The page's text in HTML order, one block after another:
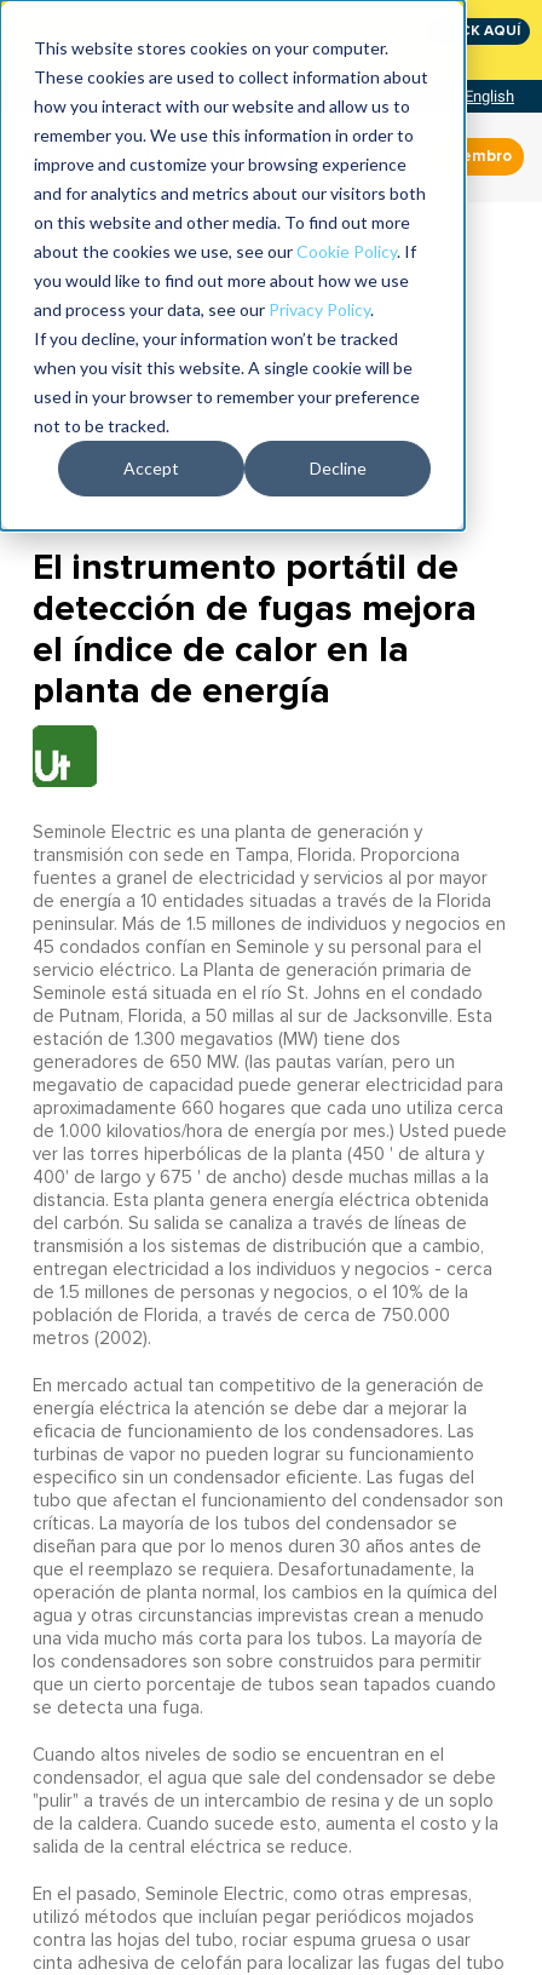
This website stores cookies on your computer.
These cookies are used to collect information about
how you interact with our website and allow us to
remember you. We use this information in order to
improve and customize your browsing experience
and for analytics and metrics about our visitors both
on this website and other media. To find out more
about the cookies we use, see ourCookie Policy. If
you would like to find out more about how we use
and process your data, see our Privacy Policy.
If you decline, your information won’t be tracked
when you visit this website. A single cookie will be
used in your browser to remember your preference
not to be tracked.
Accept Decline
The Speed of Reliability
CLICK AQUÍ
English
Miembro
El instrumento portátil de
detección de fugas mejora
el índice de calor en la
planta de energía
Seminole Electric es una planta de generación y
transmisión con sede en Tampa, Florida. Proporciona
fuentes a granel de electricidad y servicios al por mayor
de energía a 10 entidades situadas a través de la Florida
peninsular. Más de 1.5 millones de individuos y negocios en
45 condados confían en Seminole y su personal para el
servicio eléctrico. La Planta de generación primaria de
Seminole está situada en el río St. Johns en el condado
de Putnam, Florida, a 50 millas al sur de Jacksonville. Esta
estación de 1.300 megavatios (MW) tiene dos
generadores de 650 MW. (las pautas varían, pero un
megavatio de capacidad puede generar electricidad para
aproximadamente 660 hogares que cada uno utiliza cerca
de 1.000 kilovatios/hora de energía por mes.) Usted puede
ver las torres hiperbólicas de la planta (450 ' de altura y
400' de largo y 675 ' de ancho) desde muchas millas a la
distancia. Esta planta genera energía eléctrica obtenida
del carbón. Su salida se canaliza a través de líneas de
transmisión a los sistemas de distribución que a cambio,
entregan electricidad a los individuos y negocios - cerca
de 1.5 millones de personas y negocios, o el 10% de la
población de Florida, a través de cerca de 750.000
metros (2002).
En mercado actual tan competitivo de la generación de
energía eléctrica la atención se debe dar a mejorar la
eficacia de funcionamiento de los condensadores. Las
turbinas de vapor no pueden lograr su funcionamiento
especifico sin un condensador eficiente. Las fugas del
tubo que afectan el funcionamiento del condensador son
críticas. La mayoría de los tubos del condensador se
diseñan para que por lo menos duren 30 años antes de
que el reemplazo se requiera. Desafortunadamente, la
operación de planta normal, los cambios en la química del
agua y otras circunstancias imprevistas crean a menudo
una vida mucho más corta para los tubos. La mayoría de
los condensadores son sobre construidos para permitir
que un cierto porcentaje de tubos sean tapados cuando
se detecta una fuga.
Cuando altos niveles de sodio se encuentran en el
condensador, el agua que sale del condensador se debe
"pulir" a través de un intercambio de resina y de un soplo
de la caldera. Cuando sucede esto, aumenta el costo y la
salida de la central eléctrica se reduce.
En el pasado, Seminole Electric, como otras empresas,
utilizó métodos que incluían pegar periódicos mojados
contra las hojas del tubo, rociar espuma gruesa o usar
cinta adhesiva de celofán para localizar las fugas del tubo